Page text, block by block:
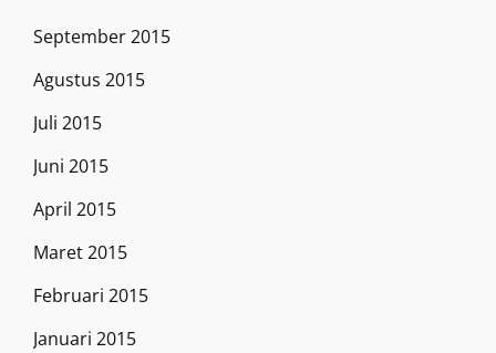
September 2015
Agustus 2015
Juli 2015
Juni 2015
April 2015
Maret 2015
Februari 2015
Januari 2015